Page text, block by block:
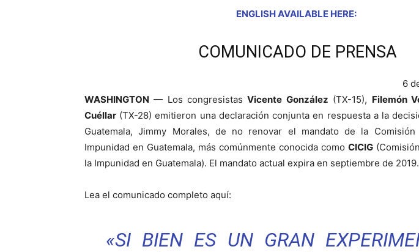
ENGLISH AVAILABLE HERE:
COMUNICADO DE PRENSA
6
WASHINGTON — Los congresistasVicente González (TX-15), Filemón
Cuéllar (TX-28) emitieron una declaración conjunta en respuesta a la
Guatemala, Jimmy Morales, de no renovar el mandato de la Comisión
Impunidad en Guatemala, más comúnmente conocida como CICIG
la Impunidad en Guatemala). El mandato actual expira en septiembre de 2019.
Lea el comunicado completo aquí:
«SI BIEN ES UN GRAN